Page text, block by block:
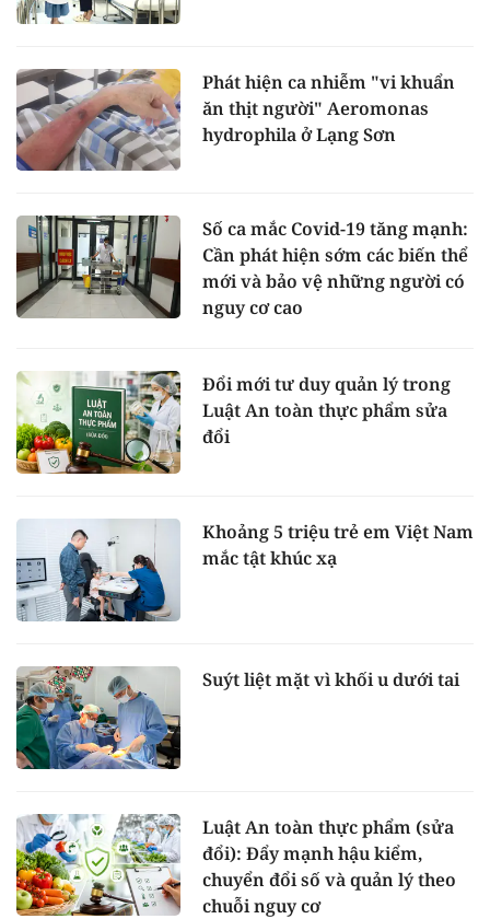
Phát hiện ca nhiễm "vi khuẩn
ăn thịt người" Aeromonas
hydrophila ở Lạng Sơn
Số ca mắc Covid-19 tăng mạnh:
Cần phát hiện sớm các biến thể
mới và bảo vệ những người có
nguy cơ cao
Đổi mới tư duy quản lý trong
Luật An toàn thực phẩm sửa
đổi
Khoảng 5 triệu trẻ em Việt Nam
mắc tật khúc xạ
Suýt liệt mặt vì khối u dưới tai
Luật An toàn thực phẩm (sửa
đổi): Đẩy mạnh hậu kiểm,
chuyển đổi số và quản lý theo
chuỗi nguy cơ